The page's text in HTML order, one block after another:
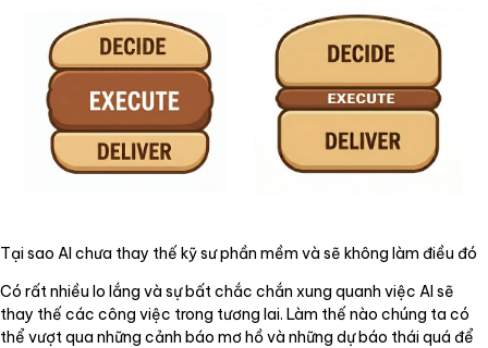
Tại sao AI chưa thay thế kỹ sư phần mềm và sẽ không làm điều đó
Có rất nhiều lo lắng và sự bất chắc chắn xung quanh việc AI sẽ
thay thế các công việc trong tương lai. Làm thế nào chúng ta có
thể vượt qua những cảnh báo mơ hồ và những dự báo thái quá để